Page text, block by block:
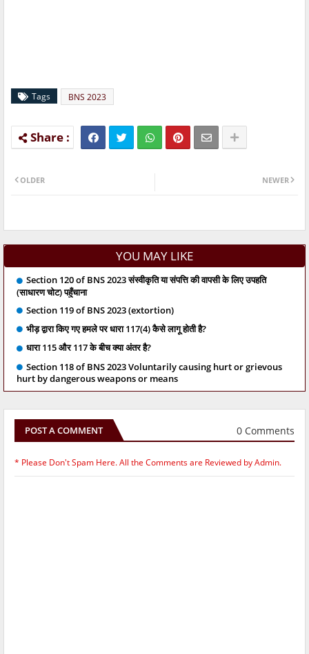
Tags BNS 2023
NEWER
OLDER
YOU MAY LIKE
Section 120 of BNS 2023 संस्वीकृति या संपत्ति की वापसी के लिए उपहति
(साधारण चोट) पहुँचाना
Section 119 of BNS 2023 (extortion)
भीड़ द्वारा किए गए हमले पर धारा 117(4) कैसे लागू होती है?
धारा 115 और 117 के बीच क्या अंतर है?
Section 118 of BNS 2023 Voluntarily causing hurt or grievous
hurt by dangerous weapons or means
POST A COMMENT 0 Comments
* Please Don't Spam Here. All the Comments are Reviewed by Admin.